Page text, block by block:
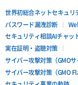
世界初総合ネットセキュリ
パスワード漏洩診断
セキュリティ相談AIチャッ
実在証明・盗聴対策
サイバー攻撃対策（GMO
サイバー攻撃対策（GMO